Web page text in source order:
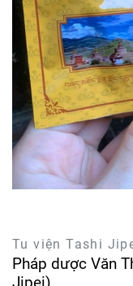
Tu viện Tashi
Pháp dược Văn